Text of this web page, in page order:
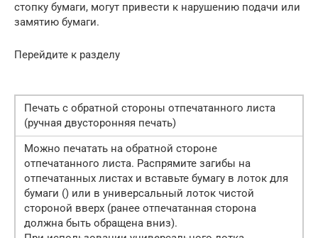
стопку бумаги, могут привести к нарушению подачи или
замятию бумаги.
Перейдите к разделу
Печать с обратной стороны отпечатанного листа
(ручная двусторонняя печать)
Можно печатать на обратной стороне
отпечатанного листа. Распрямите загибы на
отпечатанных листах и вставьте бумагу в лоток для
бумаги () или в универсальный лоток чистой
стороной вверх (ранее отпечатанная сторона
должна быть обращена вниз).